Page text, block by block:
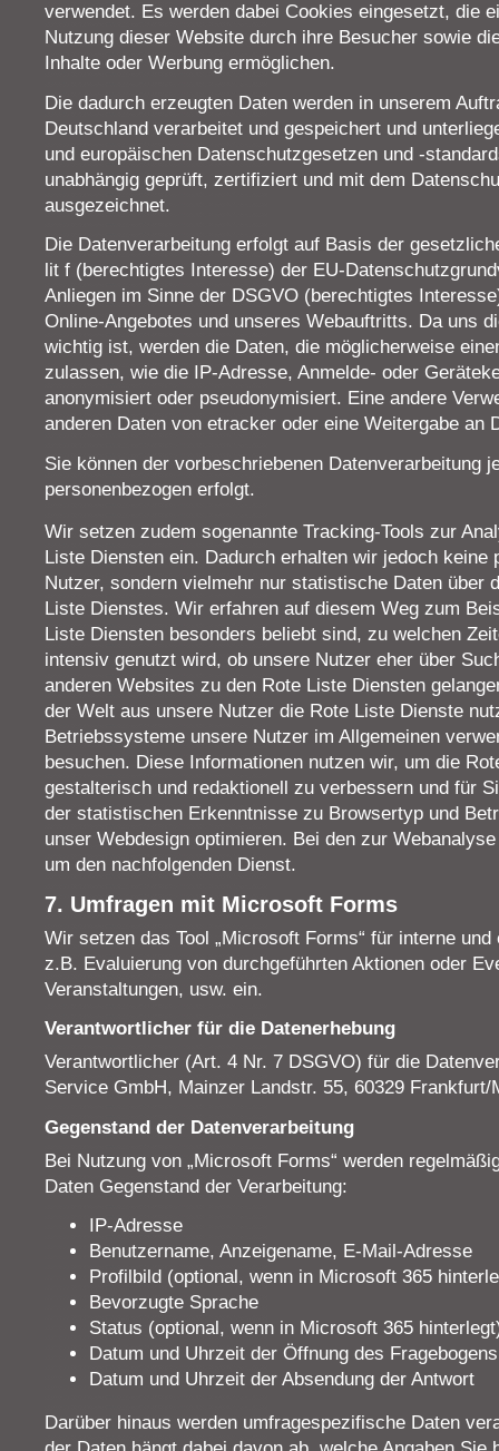
verwendet. Es werden dabei Cookies eingesetzt, die
Nutzung dieser Website durch ihre Besucher sowie
Inhalte oder Werbung ermöglichen.
Die dadurch erzeugten Daten werden in unserem
Deutschland verarbeitet und gespeichert und
und europäischen Datenschutzgesetzen und -
unabhängig geprüft, zertifiziert und mit dem
ausgezeichnet.
Die Datenverarbeitung erfolgt auf Basis der
lit f (berechtigtes Interesse) der EU-
Anliegen im Sinne der DSGVO (berechtigtes
Online-Angebotes und unseres Webauftritts. Da uns
wichtig ist, werden die Daten, die möglicherweise
zulassen, wie die IP-Adresse, Anmelde- oder
anonymisiert oder pseudonymisiert. Eine andere
anderen Daten von etracker oder eine Weitergabe an
Sie können der vorbeschriebenen Datenverarbeitung
personenbezogen erfolgt.
Wir setzen zudem sogenannte Tracking-Tools zur
Liste Diensten ein. Dadurch erhalten wir jedoch keine
Nutzer, sondern vielmehr nur statistische Daten über
Liste Dienstes. Wir erfahren auf diesem Weg zum
Liste Diensten besonders beliebt sind, zu welchen
intensiv genutzt wird, ob unsere Nutzer eher über
anderen Websites zu den Rote Liste Diensten
der Welt aus unsere Nutzer die Rote Liste Dienste
Betriebssysteme unsere Nutzer im Allgemeinen
besuchen. Diese Informationen nutzen wir, um die
gestalterisch und redaktionell zu verbessern und für
der statistischen Erkenntnisse zu Browsertyp und
unser Webdesign optimieren. Bei den zur
um den nachfolgenden Dienst.
7. Umfragen mit Microsoft Forms
Wir setzen das Tool „Microsoft Forms“ für interne
z.B. Evaluierung von durchgeführten Aktionen oder
Veranstaltungen, usw. ein.
Verantwortlicher für die Datenerhebung
Verantwortlicher (Art. 4 Nr. 7 DSGVO) für die
Service GmbH, Mainzer Landstr. 55, 60329 Frankfurt/
Gegenstand der Datenverarbeitung
Bei Nutzung von „Microsoft Forms“ werden
Daten Gegenstand der Verarbeitung:
IP-Adresse
Benutzername, Anzeigename, E-Mail-Adresse
Profilbild (optional, wenn in Microsoft 365
Bevorzugte Sprache
Status (optional, wenn in Microsoft 365
Datum und Uhrzeit der Öffnung des Fragebogens
Datum und Uhrzeit der Absendung der Antwort
Darüber hinaus werden umfragespezifische Daten